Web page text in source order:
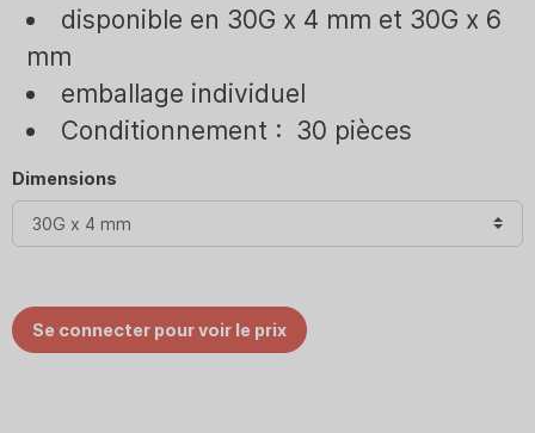
disponible en 30G x 4 mm et 30G x 6
mm
emballage individuel
Conditionnement : 30 pièces
Dimensions
Se connecter pour voir le prix